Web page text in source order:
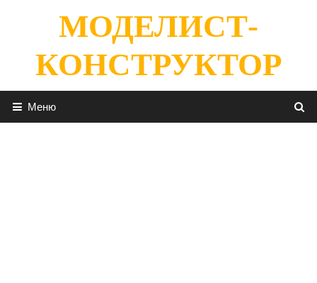
содержимомуМОДЕЛИСТ-
КОНСТРУКТОР
Меню